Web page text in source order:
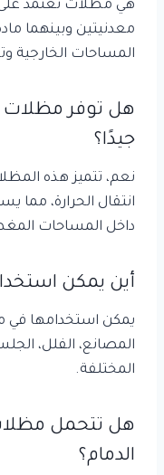
هي مظلات تعتمد على
معدنيتين وبينهما
المساحات الخارجية
هل توفر مظلات
جيدًا؟
نعم، تتميز هذه
انتقال الحرارة، مما
داخل المساحات
أين يمكن
يمكن استخدامها في
المصانع، الفلل،
المختلفة.
هل تتحمل
الدمام؟